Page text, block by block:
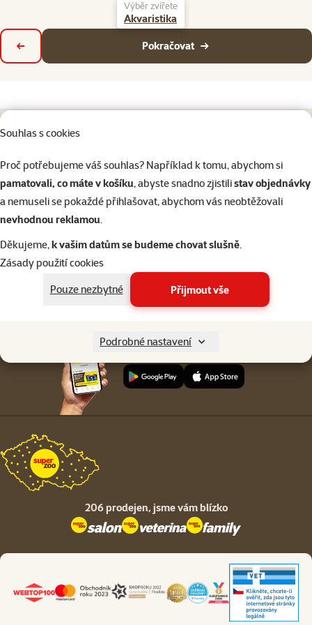
Souhlas s cookies
Proč potřebujeme váš souhlas? Například k tomu, abychom si
pamatovali, co máte v košíku, abyste snadno zjistilistav objednávky
a nemuseli se pokaždé přihlašovat, abychom vás neobtěžovali
nevhodnou reklamou.
Děkujeme,k vašim datům se budeme chovat slušně.
Zásady použití cookies
Pouze nezbytné
Přijmout vše
Podrobné nastavení
Výběr zvířete
Akvaristika
Pokračovat
Zpět
eshop@superzoo.cz Po–Pá 7:00 – 18:00
Online chat
neboWhatsApp
206 prodejen
Menu v patičce
Pro zákazníky
206 prodejen, jsme vám blízko